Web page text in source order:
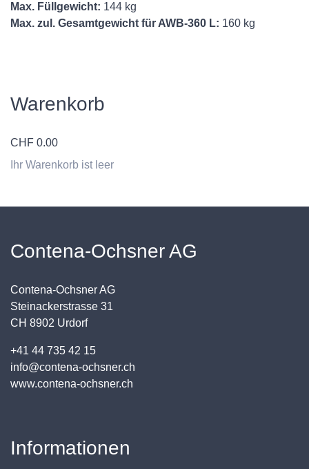
Max. Füllgewicht: 144 kg
Max. zul. Gesamtgewicht für AWB-360 L: 160 kg
Warenkorb
CHF 0.00
Ihr Warenkorb ist leer
Contena-Ochsner AG
Contena-Ochsner AG
Steinackerstrasse 31
CH 8902 Urdorf
+41 44 735 42 15
info@contena-ochsner.ch
www.contena-ochsner.ch
Informationen